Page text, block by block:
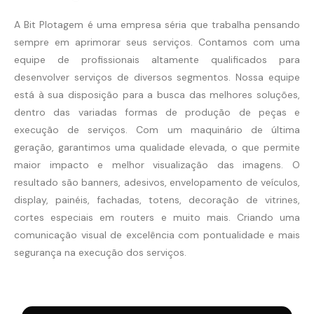
A Bit Plotagem é uma empresa séria que trabalha pensando
sempre em aprimorar seus serviços. Contamos com uma
equipe de profissionais altamente qualificados para
desenvolver serviços de diversos segmentos. Nossa equipe
está à sua disposição para a busca das melhores soluções,
dentro das variadas formas de produção de peças e
execução de serviços. Com um maquinário de última
geração, garantimos uma qualidade elevada, o que permite
maior impacto e melhor visualização das imagens. O
resultado são banners, adesivos, envelopamento de veículos,
display, painéis, fachadas, totens, decoração de vitrines,
cortes especiais em routers e muito mais. Criando uma
comunicação visual de excelência com pontualidade e mais
segurança na execução dos serviços.